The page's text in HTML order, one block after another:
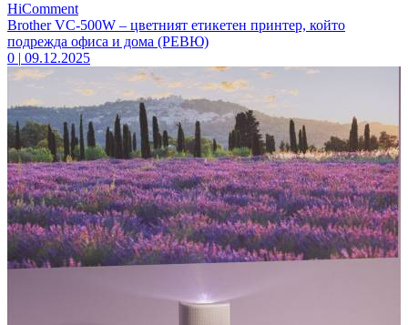
HiComment
Brother VC-500W – цветният етикетен принтер, който
подрежда офиса и дома (РЕВЮ)
0 | 09.12.2025